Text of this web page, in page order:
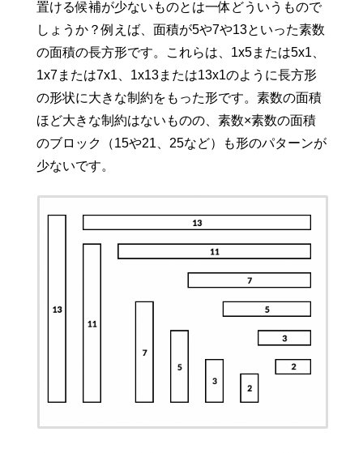
置ける候補が少ないものとは一体どういうもので
しょうか？例えば、面積が5や7や13といった素数
の面積の長方形です。これらは、1x5または5x1、
1x7または7x1、1x13または13x1のように長方形
の形状に大きな制約をもった形です。素数の面積
ほど大きな制約はないものの、素数×素数の面積
のブロック（15や21、25など）も形のパターンが
少ないです。